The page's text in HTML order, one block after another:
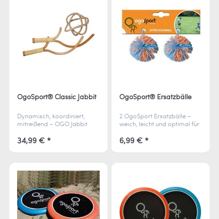
OgoSport® Classic Jabbit
Dynamisch, koordiniert,
mitreißend – OGO Jabbit
Fangen im Lacrosse-Stil und
sorgt für Action bei Groß
und Klein.
34,99 € *
OgoSport® Ersatzbälle
2 OgoSport Ersatzbälle –
weich, leicht und optimal für
6,99 € *